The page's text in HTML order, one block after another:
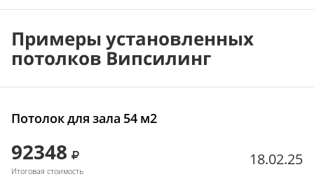
Примеры установленных
потолков Випсилинг
Потолок для зала 54 м2
92348
Итоговая стоимость
18.02.25